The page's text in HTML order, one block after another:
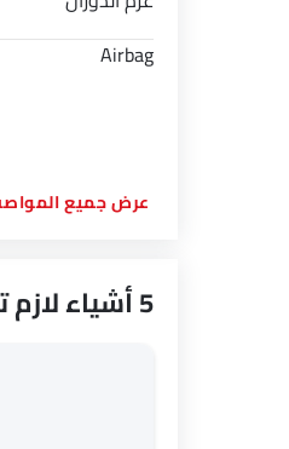
Airbag
5 أشياء لازم تعرفها عن إتش 9